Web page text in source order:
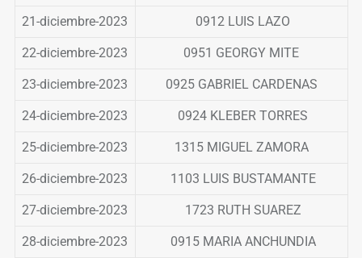
21-diciembre-2023 0912 LUIS LAZO
22-diciembre-2023 0951 GEORGY MITE
23-diciembre-2023 0925 GABRIEL CARDENAS
24-diciembre-2023 0924 KLEBER TORRES
25-diciembre-2023 1315 MIGUEL ZAMORA
26-diciembre-2023 1103 LUIS BUSTAMANTE
27-diciembre-2023 1723 RUTH SUAREZ
28-diciembre-2023 0915 MARIA ANCHUNDIA